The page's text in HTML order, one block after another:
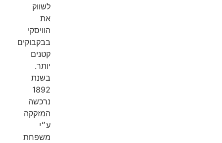
לשווק
את
הוויסקי
בבקבוקים
קטנים
יותר.
בשנת
1892
נרכשה
המזקקה
ע״י
משפחת